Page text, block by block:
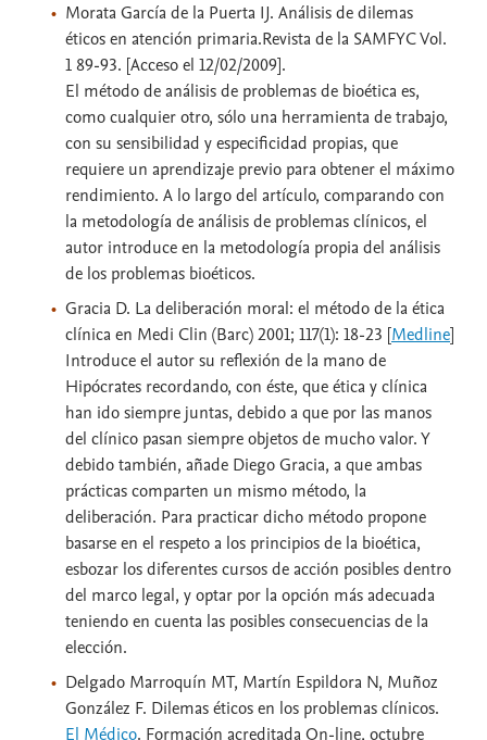
Morata García de la Puerta IJ. Análisis de dilemas
éticos en atención primaria.Revista de la SAMFYC Vol.
1 89-93. [Acceso el 12/02/2009].
El método de análisis de problemas de bioética es,
como cualquier otro, sólo una herramienta de trabajo,
con su sensibilidad y especificidad propias, que
requiere un aprendizaje previo para obtener el máximo
rendimiento. A lo largo del artículo, comparando con
la metodología de análisis de problemas clínicos, el
autor introduce en la metodología propia del análisis
de los problemas bioéticos.
Gracia D. La deliberación moral: el método de la ética
clínica en Medi Clin (Barc) 2001; 117(1): 18-23 [Medline]
Introduce el autor su reflexión de la mano de
Hipócrates recordando, con éste, que ética y clínica
han ido siempre juntas, debido a que por las manos
del clínico pasan siempre objetos de mucho valor. Y
debido también, añade Diego Gracia, a que ambas
prácticas comparten un mismo método, la
deliberación. Para practicar dicho método propone
basarse en el respeto a los principios de la bioética,
esbozar los diferentes cursos de acción posibles dentro
del marco legal, y optar por la opción más adecuada
teniendo en cuenta las posibles consecuencias de la
elección.
Delgado Marroquín MT, Martín Espildora N, Muñoz
González F. Dilemas éticos en los problemas clínicos.
El Médico. Formación acreditada On-line, octubre